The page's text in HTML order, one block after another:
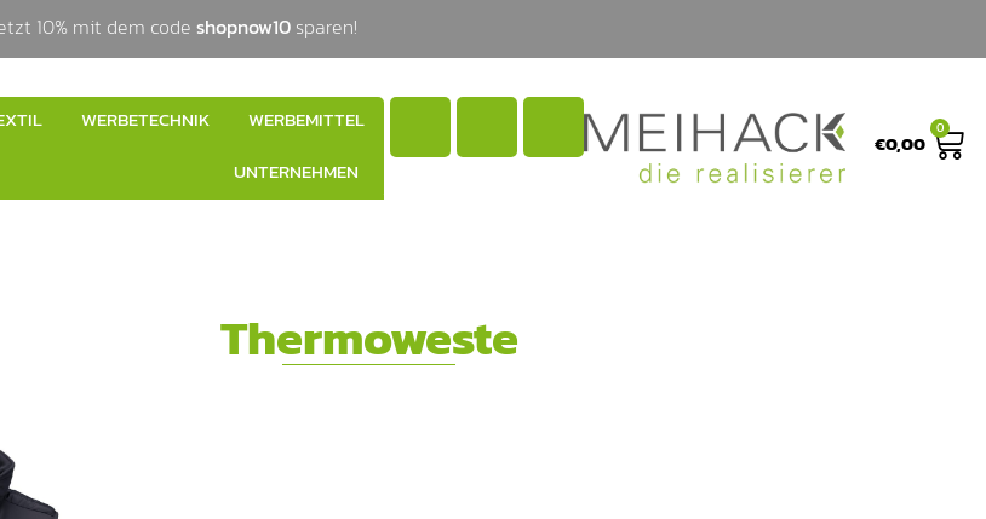
10% mit dem code shopnow10sparen!
WERBETECHNIK
WERBEMITTEL
UNTERNEHMEN
€0,00
0
Thermoweste